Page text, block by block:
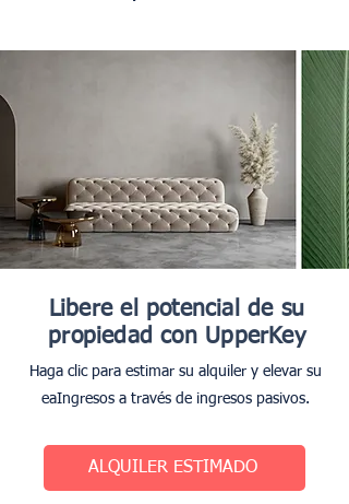
Libere el potencial de su
propiedad con UpperKey
Haga clic para estimar su alquiler y elevar su
eaIngresos a través de ingresos pasivos.
ALQUILER ESTIMADO